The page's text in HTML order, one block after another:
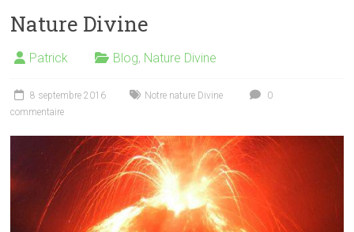
Nature Divine
Patrick Blog, Nature Divine
8 septembre 2016 Notre nature Divine
0
commentaire